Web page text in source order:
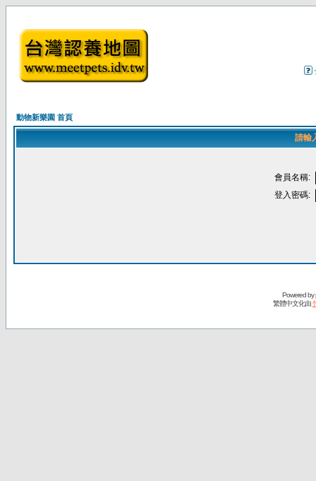
動物新樂園 首頁
請輸
會員名稱:
登入密碼:
Powered by
繁體中文化由